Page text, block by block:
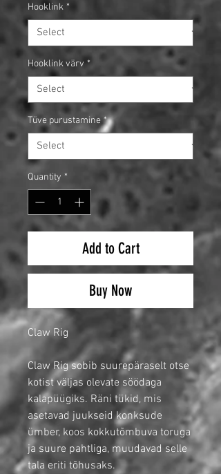
Hooklink *
Hooklink värv *
Tüve purustamine *
Quantity *
Add to Cart
Buy Now
Claw Rig
Claw Rig sobib suurepäraselt otse
kotist väljas olevate söödaga
kalapüügiks. Räni tükid, mis
asetavad juukseid konksude
ümber, koos kokkutõmbuva toruga
ja suure pahtliga, muudavad selle
tala eriti tõhusaks.